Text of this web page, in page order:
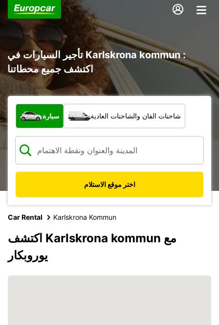
تأجير السيارات في Karlskrona kommun :
اكتشف جميع محطاتنا
ما نوع المركبة؟
سيارة شاحنات الفان والشاحنات العادية
اختر موقع الاستلام
Car Rental Karlskrona Kommun
اكتشف Karlskrona kommun مع
يوروبكار